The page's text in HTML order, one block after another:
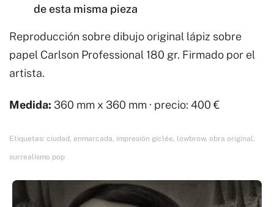
de esta misma pieza
Reproducción sobre dibujo original lápiz sobre
papel Carlson Professional 180 gr. Firmado por el
artista.
Medida: 360 mm x 360 mm · precio: 400 €
Etiquetas: ciudad, enmarcada, impresión giclée, lowbrow, obra original ,
surrealismo pop